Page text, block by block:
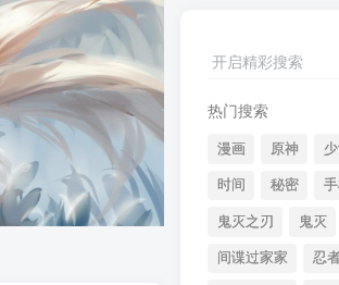
开启精彩搜索
热门搜索
漫画 原神
时间 秘密
鬼灭之刃 鬼灭
间谍过家家 忍
知道备胎为什么